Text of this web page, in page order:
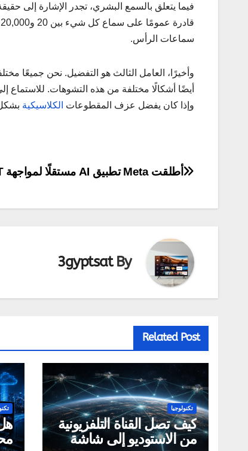
فيما يتعلق بالسمع البشري، تجدر الإشارة إلى
سماعات الرأس.
وأخيرًا، العامل الثالث هو التفضيل. نحن جميعًا
أيضًا أشكالًا مختلفة من هذه التشوهات.
وإذا كان يفضل عزف المقطوعات الكلاسيكية
تصفّح
أطلقت Meta تطبيق AI مستقلًا لمواجهة ChatGPT
By
3gyptsat
Related Post
تكنولوجيا
كيف تصل القناة التلفزيونية
من الاستوديو إلى شاشة